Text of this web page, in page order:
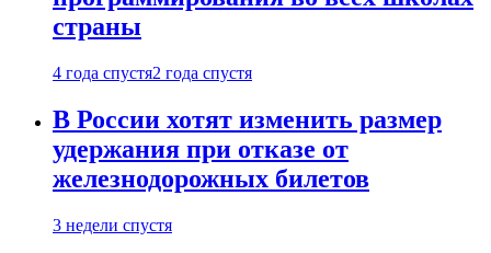
страны
4 года спустя2 года спустя
В России хотят изменить размер
удержания при отказе от
железнодорожных билетов
3 недели спустя